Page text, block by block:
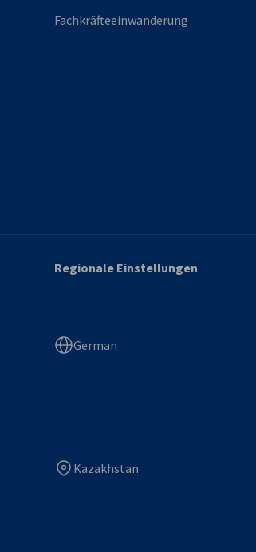
Fachkräfteeinwanderung
Regionale Einstellungen
German
Kazakhstan